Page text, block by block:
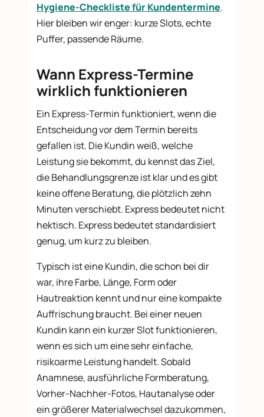
Hygiene-Checkliste für Kundentermine.
Hier bleiben wir enger: kurze Slots, echte
Puffer, passende Räume.
Wann Express-Termine
wirklich funktionieren
Ein Express-Termin funktioniert, wenn die
Entscheidung vor dem Termin bereits
gefallen ist. Die Kundin weiß, welche
Leistung sie bekommt, du kennst das Ziel,
die Behandlungsgrenze ist klar und es gibt
keine offene Beratung, die plötzlich zehn
Minuten verschiebt. Express bedeutet nicht
hektisch. Express bedeutet standardisiert
genug, um kurz zu bleiben.
Typisch ist eine Kundin, die schon bei dir
war, ihre Farbe, Länge, Form oder
Hautreaktion kennt und nur eine kompakte
Auffrischung braucht. Bei einer neuen
Kundin kann ein kurzer Slot funktionieren,
wenn es sich um eine sehr einfache,
risikoarme Leistung handelt. Sobald
Anamnese, ausführliche Formberatung,
Vorher-Nachher-Fotos, Hautanalyse oder
ein größerer Materialwechsel dazukommen,